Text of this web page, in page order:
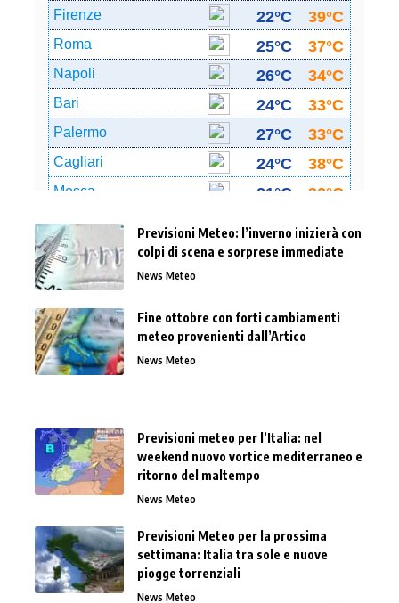
Previsioni Meteo: l’inverno inizierà con
colpi di scena e sorprese immediate
News Meteo
Fine ottobre con forti cambiamenti
meteo provenienti dall’Artico
News Meteo
Previsioni meteo per l’Italia: nel
weekend nuovo vortice mediterraneo e
ritorno del maltempo
News Meteo
Previsioni Meteo per la prossima
settimana: Italia tra sole e nuove
piogge torrenziali
News Meteo